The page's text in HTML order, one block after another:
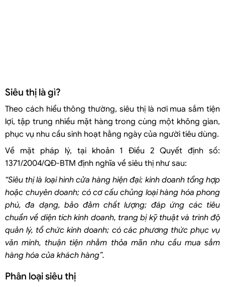
Nên tự xây dựng thương hiệu hay nhận nhượng quyền (Franchise) từ
các hãng siêu thị lớn?
Siêu thị có bắt buộc phải xuất hóa đơn điện tử cho khách hàng mua
lẻ không?
Siêu thị là gì?
Theo cách hiểu thông thường, siêu thị là nơi mua sắm tiện
lợi, tập trung nhiều mặt hàng trong cùng một không gian,
phục vụ nhu cầu sinh hoạt hằng ngày của người tiêu dùng.
Về mặt pháp lý, tại khoản 1 Điều 2 Quyết định số:
1371/2004/QĐ-BTM định nghĩa về siêu thị như sau:
“Siêu thị là loại hình cửa hàng hiện đại; kinh doanh tổng hợp
hoặc chuyên doanh; có cơ cấu chủng loại hàng hóa phong
phú, đa dạng, bảo đảm chất lượng; đáp ứng các tiêu
chuẩn về diện tích kinh doanh, trang bị kỹ thuật và trình độ
quản lý, tổ chức kinh doanh; có các phương thức phục vụ
văn minh, thuận tiện nhằm thỏa mãn nhu cầu mua sắm
hàng hóa của khách hàng”.
Phân loại siêu thị